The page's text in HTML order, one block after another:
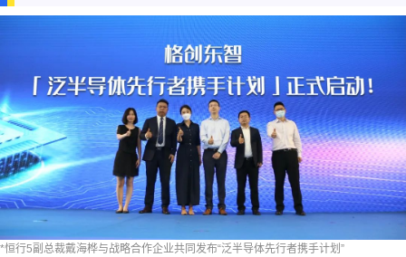
*恒行5副总裁戴海桦与战略合作企业共同发布“泛半导体先行者携手计划”